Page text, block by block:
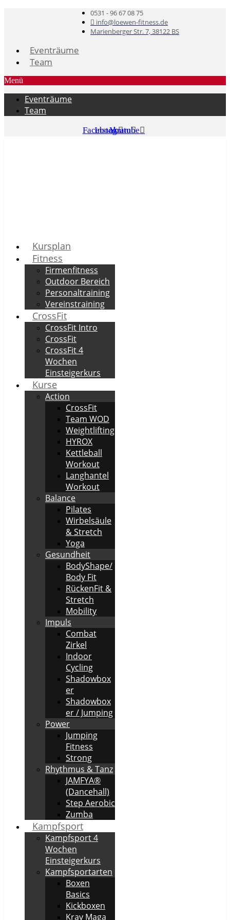
0531 - 96 67 08 75
info@loewen-fitness.de
Marienberger Str. 7, 38122 BS
Eventräume
Team
Menü
Eventräume
Team
Facebook
Instagram
Youtube
Kursplan
Fitness
Firmenfitness
Outdoor Bereich
Personaltraining
Vereinstraining
CrossFit
CrossFit Intro
CrossFit
CrossFit 4
Wochen
Einsteigerkurs
Kurse
Action
CrossFit
Team WOD
Weightlifting
HYROX
Kettleball
Workout
Langhantel
Workout
Balance
Pilates
Wirbelsäule
& Stretch
Yoga
Gesundheit
BodyShape/
Body Fit
RückenFit &
Stretch
Mobility
Impuls
Combat
Zirkel
Indoor
Cycling
Shadowbox
er
Shadowbox
er / Jumping
Power
Jumping
Fitness
Strong
Rhythmus & Tanz
JAMFYA®
(Dancehall)
Step Aerobic
Zumba
Kampfsport
Kampfsport 4
Wochen
Einsteigerkurs
Kampfsportarten
Boxen
Basics
Kickboxen
Krav Maga